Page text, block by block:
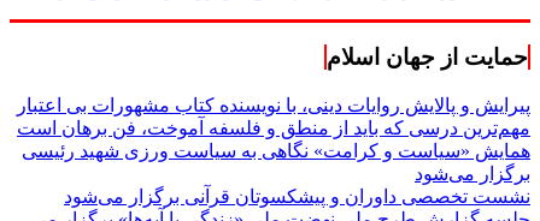
حمایت از جهان اسلام
پیرایش و پالایش روایات دینی، با نویسنده کتاب مشهورات بی اعتبار
مهم‌ترین درسی که باید از منطق و فلسفه آموخت، فن برهان است
همایش «سیاست و کرامت» نگاهی به سیاست ورزی شهید رئیسی
برگزار می‌شود
نشست تخصصی داوران و پیشکسوتان قرآنی برگزار می‌شود